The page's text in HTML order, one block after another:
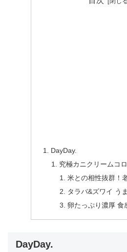
DayDay.
究極カニクリームコ
米との相性抜群！
タラバ&ズワイ う
卵たっぷり濃厚 食
DayDay.